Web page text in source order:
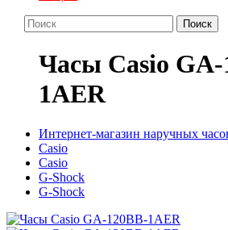
Поиск
Часы Casio GA-
1AER
Интернет-магазин наручных
Casio
Casio
G-Shock
G-Shock